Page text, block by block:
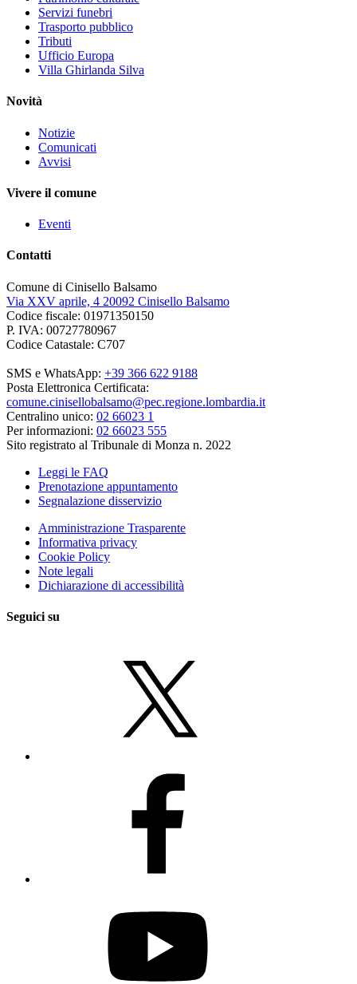
Servizi funebri
Trasporto pubblico
Tributi
Ufficio Europa
Villa Ghirlanda Silva
Novità
Notizie
Comunicati
Avvisi
Vivere il comune
Eventi
Contatti
Comune di Cinisello Balsamo
Via XXV aprile, 4 20092 Cinisello Balsamo
Codice fiscale: 01971350150
P. IVA: 00727780967
Codice Catastale: C707
SMS e WhatsApp: +39 366 622 9188
Posta Elettronica Certificata:
comune.cinisellobalsamo@pec.regione.lombardia.it
Centralino unico: 02 66023 1
Per informazioni: 02 66023 555
Sito registrato al Tribunale di Monza n. 2022
Leggi le FAQ
Prenotazione appuntamento
Segnalazione disservizio
Amministrazione Trasparente
Informativa privacy
Cookie Policy
Note legali
Dichiarazione di accessibilità
Seguici su